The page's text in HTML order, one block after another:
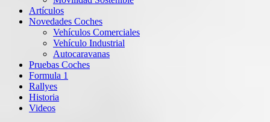
Artículos
Novedades Coches
Vehículos Comerciales
Vehículo Industrial
Autocaravanas
Pruebas Coches
Formula 1
Rallyes
Historia
Videos